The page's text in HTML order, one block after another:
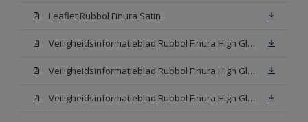
Leaflet Rubbol Finura Satin
Veiligheidsinformatieblad Rubbol Finura High Gloss W05 (MSDS)
Veiligheidsinformatieblad Rubbol Finura High Gloss White (MSDS)
Veiligheidsinformatieblad Rubbol Finura High Gloss N00 (MSDS)